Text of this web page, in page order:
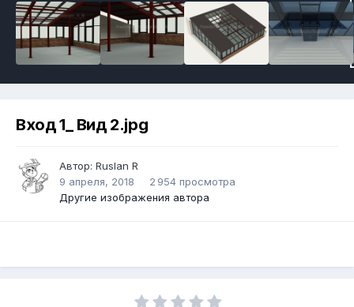
Вход 1_ Вид 2.jpg
Автор: Ruslan R
9 апреля, 2018
2 954 просмотра
Другие изображения автора